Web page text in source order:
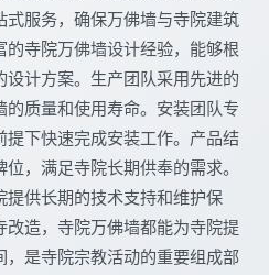
服务，确保万佛墙与寺院建筑
寺院万佛墙设计经验，能够根
计方案。生产团队采用先进的
质量和使用寿命。安装团队专
提下快速完成安装工作。产品结
，满足寺院长期供奉的需求。
供长期的技术支持和维护保
改造，寺院万佛墙都能为寺院提
是寺院宗教活动的重要组成部